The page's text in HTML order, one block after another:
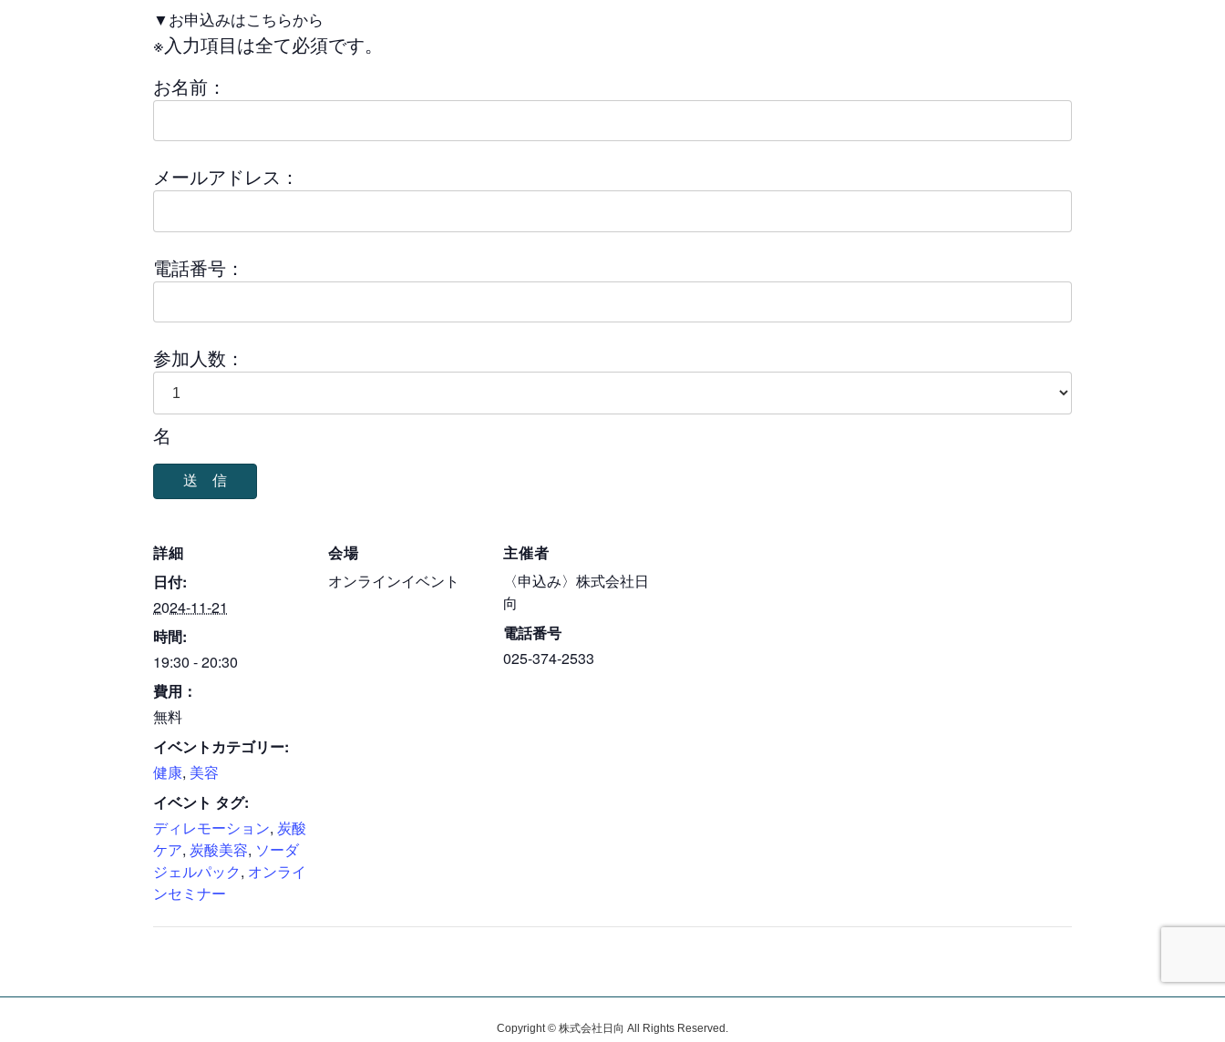
▼お申込みはこちらから
※入力項目は全て必須です。
お名前：
メールアドレス：
電話番号：
参加人数：
名
詳細
日付:
2024-11-21
時間:
19:30 - 20:30
費用：
無料
イベントカテゴリー:
健康, 美容
イベント タグ:
ディレモーション, 炭酸
ケア, 炭酸美容, ソーダ
ジェルパック, オンライ
ンセミナー
会場
オンラインイベント
主催者
〈申込み〉株式会社日
向
電話番号
025-374-2533
Copyright © 株式会社日向 All Rights Reserved.